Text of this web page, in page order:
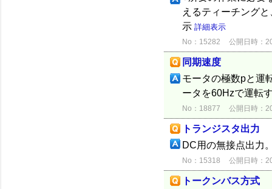
えるティーチング
示 詳細表示
No：15282 公開日時：
同期速度
モータの極数pと運
ータを60Hzで運転
No：18877 公開日時：
トランジスタ出力
DC用の無接点出力
No：15318 公開日時：
トークンバス方式